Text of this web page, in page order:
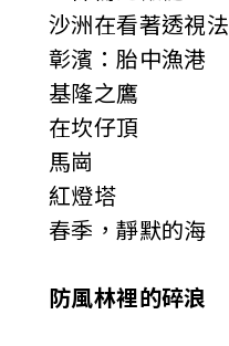
沙洲在看著透視法
彰濱：胎中漁港
基隆之鷹
在坎仔頂
馬崗
紅燈塔
春季，靜默的海
防風林裡的碎浪